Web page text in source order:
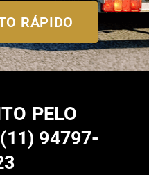
RÁPIDO
PELO
94797-